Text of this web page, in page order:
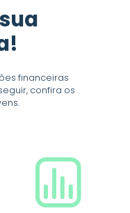
financeiras
confira os